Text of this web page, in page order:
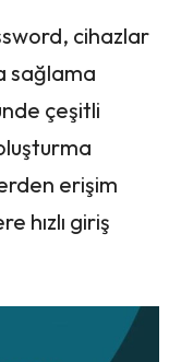
cihazlar
sağlama
çeşitli
erişim
hızlı giriş